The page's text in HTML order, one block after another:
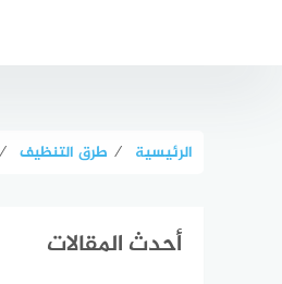
الرئيسية ⁄ طرق التنظيف ⁄
أحدث المقالات